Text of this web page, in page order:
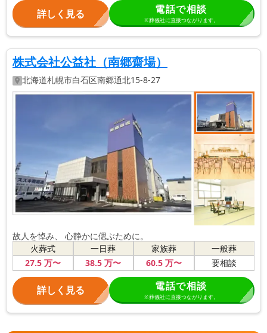
詳しく見る 電話で相談
※葬儀社に直接つながります。
株式会社公益社（南郷齋場）
北海道札幌市白石区南郷通北15-8-27
故人を悼み、 心静かに偲ぶために。
火葬式
27.5万〜
一日葬
38.5 万〜
家族葬
60.5万〜
一般葬
要相談
詳しく見る 電話で相談
※葬儀社に直接つながります。